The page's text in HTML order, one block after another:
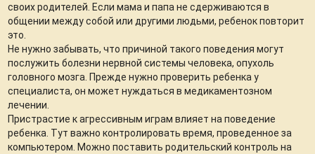
своих родителей. Если мама и папа не сдерживаются в
общении между собой или другими людьми, ребенок повторит
это.
Не нужно забывать, что причиной такого поведения могут
послужить болезни нервной системы человека, опухоль
головного мозга. Прежде нужно проверить ребенка у
специалиста, он может нуждаться в медикаментозном
лечении.
Пристрастие к агрессивным играм влияет на поведение
ребенка. Тут важно контролировать время, проведенное за
компьютером. Можно поставить родительский контроль на